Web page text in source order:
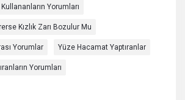
Yorumları
Kızlık Zarı Bozulur Mu
Yorumlar Yüze Hacamat Yaptıranlar
Yorumları